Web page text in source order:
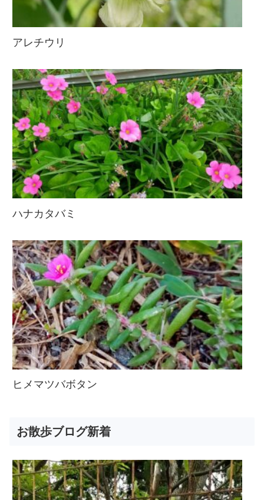
アレチウリ
ハナカタバミ
ヒメマツバボタン
お散歩ブログ新着